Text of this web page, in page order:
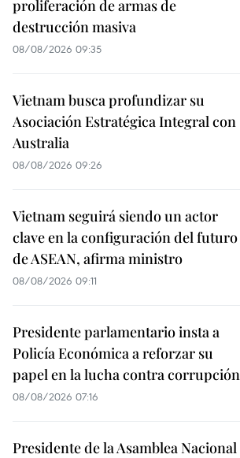
proliferación de armas de
destrucción masiva
08/08/2026 09:35
Vietnam busca profundizar su
Asociación Estratégica Integral con
Australia
08/08/2026 09:26
Vietnam seguirá siendo un actor
clave en la configuración del futuro
de ASEAN, afirma ministro
08/08/2026 09:11
Presidente parlamentario insta a
Policía Económica a reforzar su
papel en la lucha contra corrupción
08/08/2026 07:16
Presidente de la Asamblea Nacional